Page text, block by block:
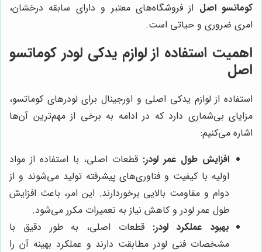
کوماتسو اصل از فروشگاه‌های معتبر و دارای سابقه درخشان،
امری ضروری و حیاتی است.
اهمیت استفاده از لوازم یدکی لودر کوماتسو
اصل
استفاده از لوازم یدکی اصلی و اورجینال برای لودرهای کوماتسو،
مزایای بی‌شماری دارد که در ادامه به برخی از مهم‌ترین آن‌ها
اشاره می‌کنیم:
افزایش طول عمر لودر: قطعات اصلی، با استفاده از مواد
اولیه با کیفیت و فناوری‌های پیشرفته تولید می‌شوند و از
دوام و مقاومت بالایی برخوردارند. این امر، باعث افزایش
طول عمر لودر و کاهش نیاز به تعمیرات مکرر می‌شود.
بهبود عملکرد لودر: قطعات اصلی، به طور دقیق با
مشخصات فنی لودر مطابقت دارند و عملکرد بهینه آن را